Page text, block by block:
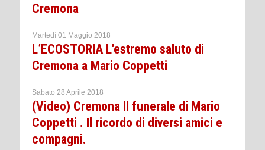
Cremona
Martedì 01 Maggio 2018
L’ECOSTORIA L'estremo saluto di
Cremona a Mario Coppetti
Sabato 28 Aprile 2018
(Video) Cremona Il funerale di Mario
Coppetti . Il ricordo di diversi amici e
compagni.